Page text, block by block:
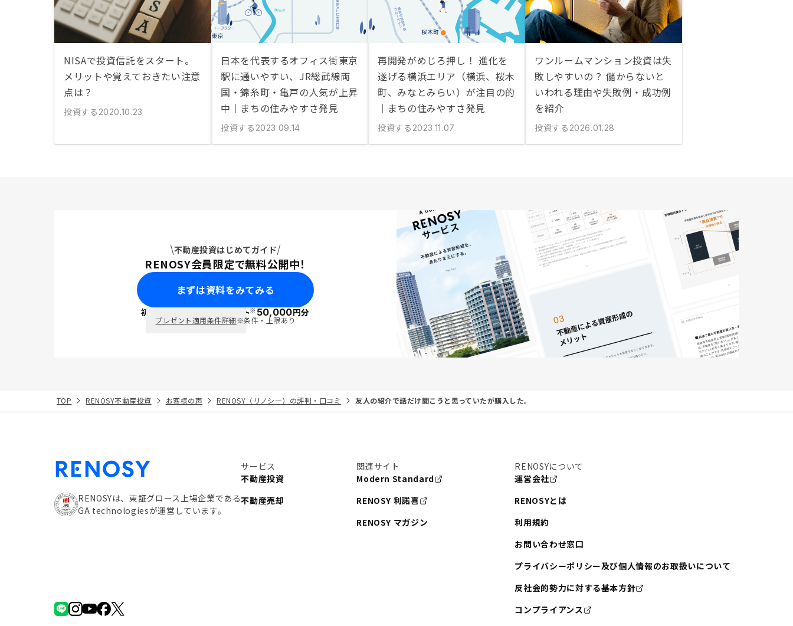
NISAで投資信託をスタート。
メリットや覚えておきたい注意
点は？
投資する 2020.10.23
日本を代表するオフィス街東京
駅に通いやすい、JR総武線両
国・錦糸町・亀戸の人気が上昇
中｜まちの住みやすさ発見
投資する 2023.09.14
再開発がめじろ押し！ 進化を
遂げる横浜エリア（横浜、桜木
町、みなとみらい）が注目の的
｜まちの住みやすさ発見
投資する 2023.11.07
ワンルームマンション投資は失
敗しやすいの？ 儲からないと
いわれる理由や失敗例・成功例
を紹介
投資する 2026.01.28
不動産投資はじめてガイド
RENOSY会員限定で無料公開中！
まずは資料をみてみる
初回面談で ポイント※50,000円分
プレゼント適用条件詳細※条件・上限あり
TOP RENOSY不動産投資 お客様の声 RENOSY（リノシー）の評判・口コミ 友人の紹介で話だけ聞こうと思っていたが購入した。
RENOSYは、東証グロース上場企業である
GA technologiesが運営しています。
サービス
不動産投資
不動産売却
関連サイト
Modern Standard
RENOSY 利諾喜
RENOSY マガジン
RENOSYについて
運営会社
RENOSYとは
利用規約
お問い合わせ窓口
プライバシーポリシー及び個人情報のお取扱いについて
反社会的勢力に対する基本方針
コンプライアンス